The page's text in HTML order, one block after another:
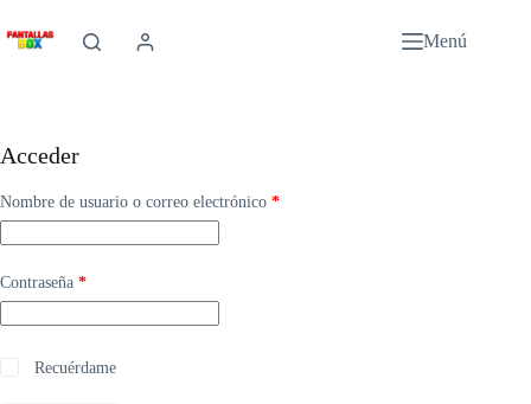
al
contenido
Menú
Acceder
Nombre de usuario o correo electrónico *Obligatorio
Contraseña *Obligatorio
Recuérdame